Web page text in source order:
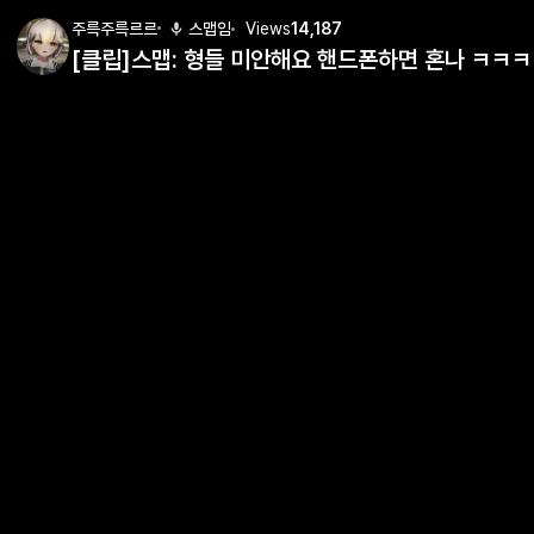
주륵주륵르르
[클립]스맵: 형들 미안해요 핸드폰하면 혼나 ㅋㅋ
스맵임 Views14,187